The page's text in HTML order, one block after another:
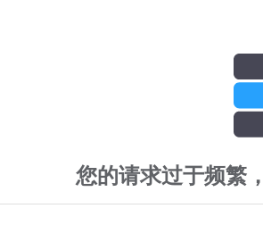
您的请求过于频繁